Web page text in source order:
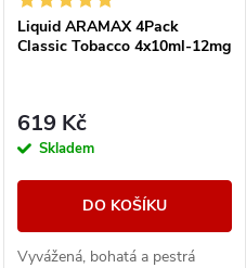
Liquid ARAMAX 4Pack
Classic Tobacco 4x10ml-12mg
619 Kč
Skladem
DO KOŠÍKU
Vyvážená, bohatá a pestrá